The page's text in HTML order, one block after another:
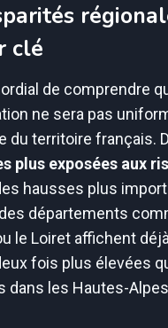
clé
de comprendre
ne sera pas
du territoire français.
plus exposées aux
hausses plus
départements
le Loiret affichent
fois plus élevées
dans les Hautes-